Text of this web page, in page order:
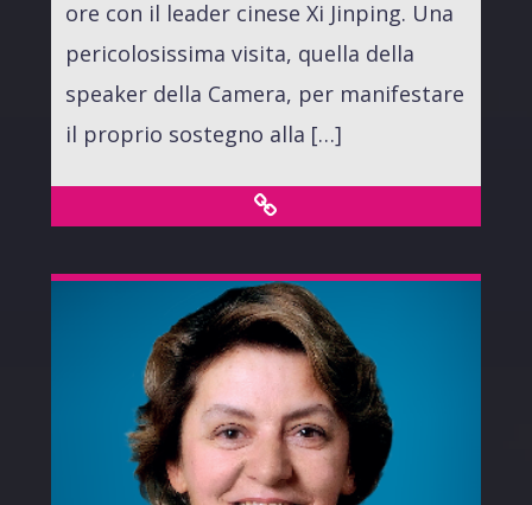
ore con il leader cinese Xi Jinping. Una
pericolosissima visita, quella della
speaker della Camera, per manifestare
il proprio sostegno alla […]